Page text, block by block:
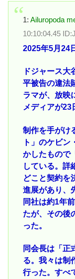
1: Ailuropoda
10:10:04.45
2025年5月24
ドジャース
平被告の違法
ラマが、放映
メディアが23
制作を手がけ
ト」のケビ
かしたもので
している。詳
どこと契約を
進展があり、
同社は約1年
たが、その後
った。
同会長は「正
る。我々は制
行った。すべ